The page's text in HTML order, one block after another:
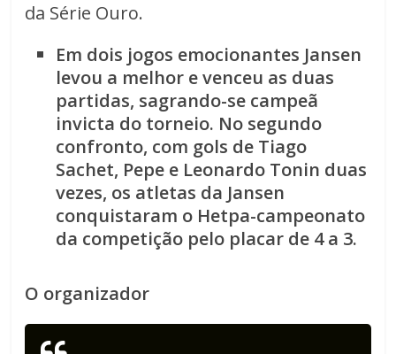
da Série Ouro.
Em dois jogos emocionantes Jansen
levou a melhor e venceu as duas
partidas, sagrando-se campeã
invicta do torneio. No segundo
confronto, com gols de Tiago
Sachet, Pepe e Leonardo Tonin duas
vezes, os atletas da Jansen
conquistaram o Hetpa-campeonato
da competição pelo placar de 4 a 3.
O organizador